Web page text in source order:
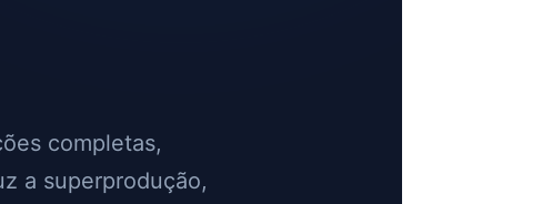
completas,
a superprodução,